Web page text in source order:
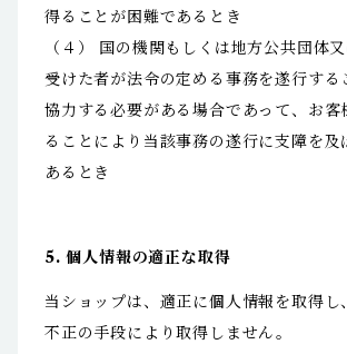
得ることが困難であるとき
（４） 国の機関もしくは地方公共団体
受けた者が法令の定める事務を遂行する
協力する必要がある場合であって、お客
ることにより当該事務の遂行に支障を及
あるとき
5. 個人情報の適正な取得
当ショップは、適正に個人情報を取得し
不正の手段により取得しません。